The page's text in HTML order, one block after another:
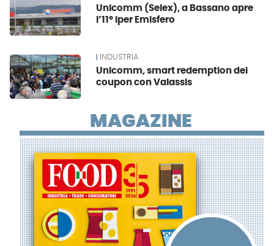
Unicomm (Selex), a Bassano apre
l’11° iper Emisfero
INDUSTRIA
Unicomm, smart redemption dei
coupon con Valassis
MAGAZINE